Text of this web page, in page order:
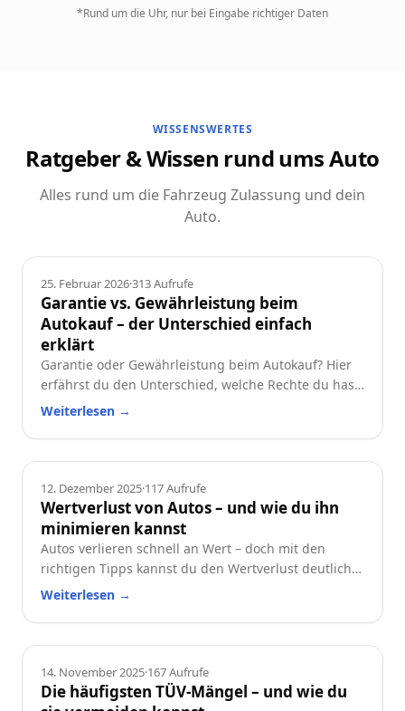
*Rund um die Uhr, nur bei Eingabe richtiger Daten
WISSENSWERTES
Ratgeber & Wissen rund ums Auto
Alles rund um die Fahrzeug Zulassung und dein
Auto.
Ratgeber
25. Februar 2026·313Aufrufe
Garantie vs. Gewährleistung beim
Autokauf – der Unterschied einfach
erklärt
Garantie oder Gewährleistung beim Autokauf? Hier
erfährst du den Unterschied, welche Rechte du hast
und worauf du beim Neu- oder Gebrauchtwagen
Weiterlesen →
Ratgeber
12. Dezember 2025·117Aufrufe
Wertverlust von Autos – und wie du ihn
minimieren kannst
Autos verlieren schnell an Wert – doch mit den
richtigen Tipps kannst du den Wertverlust deutlich
reduzieren. Erfahre, welche Faktoren besonders
wertstabil hältst.
Weiterlesen →
Ratgeber
14. November 2025·167Aufrufe
Die häufigsten TÜV-Mängel – und wie du